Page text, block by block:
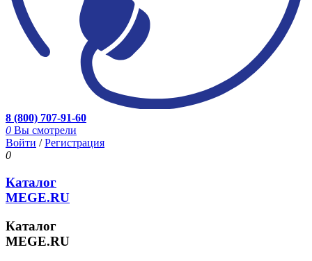
8 (800) 707-91-60
0 Вы смотрели
Войти /Регистрация
0
Каталог
MEGE.RU
Каталог
MEGE.RU